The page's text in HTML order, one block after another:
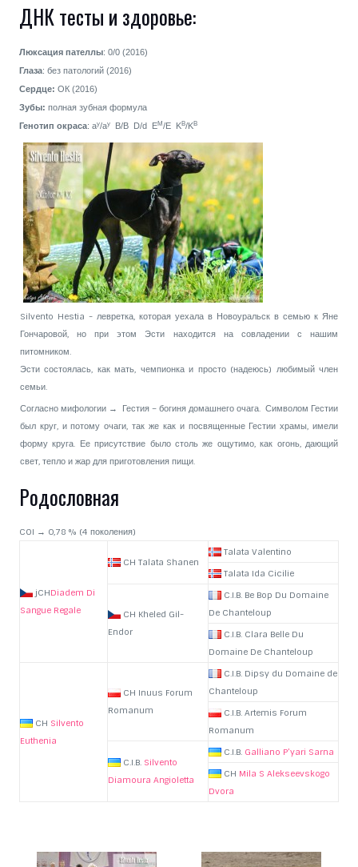
ДНК тесты и здоровье:
Люксация пателлы: 0/0 (2016)
Глаза: без патологий (2016)
Сердце: ОК (2016)
Зубы: полная зубная формула
Генотип окраса: ay/ayB/B D/d EM/E KB/KB
Silvento Hestia - левретка, которая уехала в Новоуральск в семью к Яне
Гончаровой, но при этом Эсти находится на совладении с нашим
питомником.
Эсти состоялась, как мать, чемпионка и просто (надеюсь) любимый член
семьи.
Согласно мифологии → Гестия – богиня домашнего очага. Символом Гестии
был круг, и потому очаги, так же как и посвященные Гестии храмы, имели
форму круга. Ее присутствие было столь же ощутимо, как огонь, дающий
свет, тепло и жар для приготовления пищи.
Родословная
COI → 0,78 % (4 поколения)
jCHDiadem Di
Sangue Regale
CH Talata Shanen
Talata Valentino
Talata Ida Cicilie
CH Kheled Gil-
Endor
C.I.B. Be Bop Du Domaine
De Chanteloup
C.I.B. Clara Belle Du
Domaine De Chanteloup
CH Silvento
Euthenia
CH Inuus Forum
Romanum
C.I.B. Dipsy du Domaine de
Chanteloup
C.I.B. Artemis Forum
Romanum
C.I.B. Silvento
Diamoura Angioletta
C.I.B. Galliano P’yari Sarna
CH Mila S Alekseevskogo
Dvora